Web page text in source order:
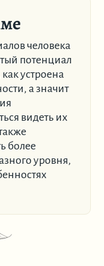
человека
потенциал
устроена
а значит
видеть их
более
уровня,